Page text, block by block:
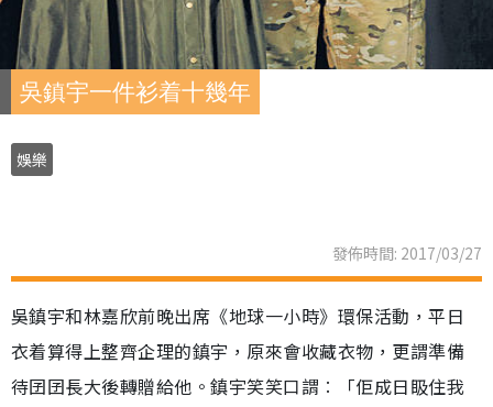
吳鎮宇一件衫着十幾年
娛樂
發佈時間: 2017/03/27
吳鎮宇和林嘉欣前晚出席《地球一小時》環保活動，平日
衣着算得上整齊企理的鎮宇，原來會收藏衣物，更謂準備
待囝囝長大後轉贈給他。鎮宇笑笑口謂︰「佢成日𥄫住我